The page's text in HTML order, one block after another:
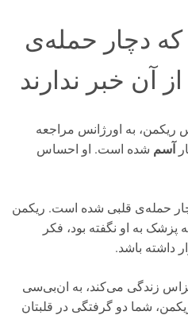
که دچار حمله‌ی
آن خبر ندارند
ریکمن، به اورژانس مراجعه
آسم شده است. او احساس
حمله‌ی قلبی شده است. ریکمن
که پزشک به او نگفته بود، فکر
داشته باشد.
زندگی می‌کند، به ان‌بی‌سی
شما دو گرفتگی در قلبتان